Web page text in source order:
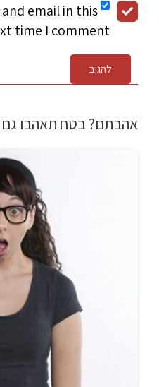
email in this
time I comment.
להגיב
אהבתם? בטח תאהבו